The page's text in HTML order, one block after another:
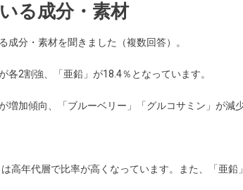
る成分・素材
分・素材を聞きました（複数回答）。
各2割強、「亜鉛」が18.4％となっています。
加傾向、「ブルーベリー」「グルコサミン」が減少
高年代層で比率が高くなっています。また、「亜鉛